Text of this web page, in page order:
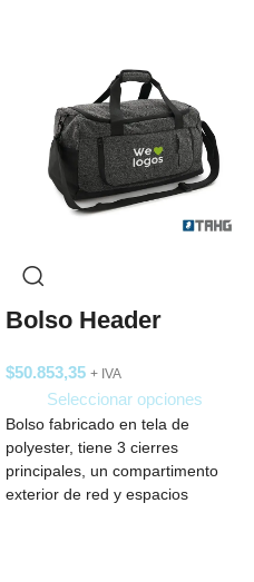
Bolso Header
$50.853,35 + IVA
Seleccionar opciones
Bolso fabricado en tela de
polyester, tiene 3 cierres
principales, un compartimento
exterior de red y espacios